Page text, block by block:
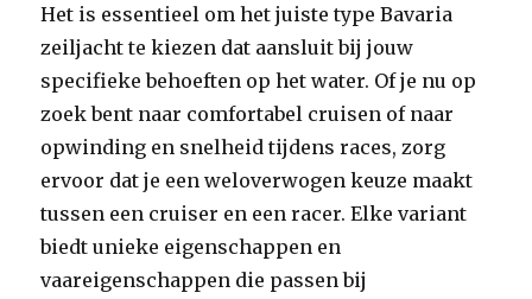
Het is essentieel om het juiste type Bavaria
zeiljacht te kiezen dat aansluit bij jouw
specifieke behoeften op het water. Of je nu op
zoek bent naar comfortabel cruisen of naar
opwinding en snelheid tijdens races, zorg
ervoor dat je een weloverwogen keuze maakt
tussen een cruiser en een racer. Elke variant
biedt unieke eigenschappen en
vaareigenschappen die passen bij